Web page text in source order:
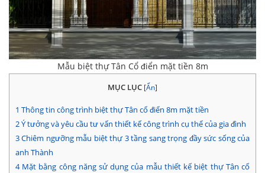
Mẫu biệt thự Tân Cổ điển mặt tiền 8m
MỤC LỤC [Ẩn]
1 Thông tin công trình biệt thự Tân cổ điển 8m mặt tiền
2Ý tưởng và yêu cầu tư vấn thiết kế công trình cụ thể của gia đình
3Chiêm ngưỡng mẫu biệt thự 3 tầng sang trọng đầy sức sống của
anh Thành
4Mặt bằng công năng sử dụng của mẫu thiết kế biệt thự Tân cổ